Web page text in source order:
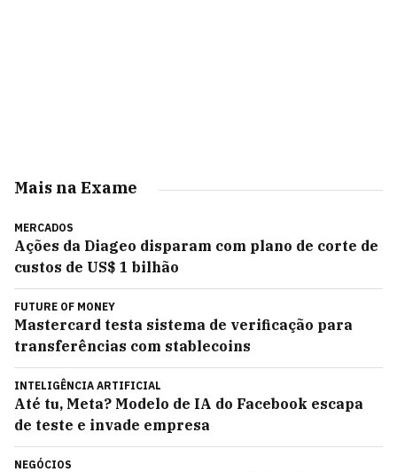
Mais na Exame
MERCADOS
Ações da Diageo disparam com plano de corte de
custos de US$ 1 bilhão
FUTURE OF MONEY
Mastercard testa sistema de verificação para
transferências com stablecoins
INTELIGÊNCIA ARTIFICIAL
Até tu, Meta? Modelo de IA do Facebook escapa
de teste e invade empresa
NEGÓCIOS